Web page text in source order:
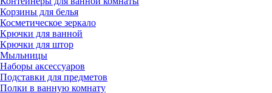
Корзины для белья
Косметическое зеркало
Крючки для ванной
Крючки для штор
Мыльницы
Наборы аксессуаров
Подставки для предметов
Полки в ванную комнату